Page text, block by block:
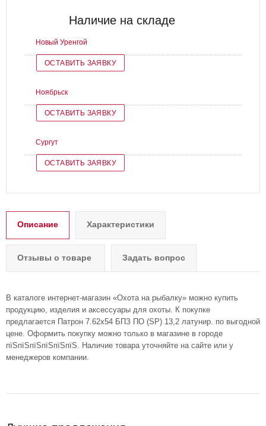
Наличие на складе
Новый Уренгой
ОСТАВИТЬ ЗАЯВКУ
Ноябрьск
ОСТАВИТЬ ЗАЯВКУ
Сургут
ОСТАВИТЬ ЗАЯВКУ
Описание Характеристики
Отзывы о товаре Задать вопрос
В каталоге интернет-магазин «Охота на рыбалку» можно купить
продукцию, изделия и аксессуары для охоты. К покупке
предлагается Патрон 7.62х54 БПЗ ПО (SP) 13,2 латунир. по выгодной
цене. Оформить покупку можно только в магазине в городе
пїЅпїЅпїЅпїЅпїЅпїЅ. Наличие товара уточняйте на сайте или у
менеджеров компании.